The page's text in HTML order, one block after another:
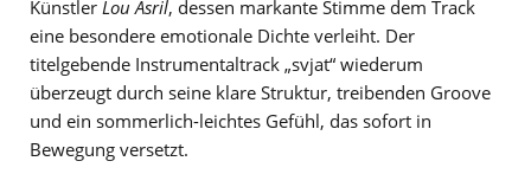
Künstler Lou Asril, dessen markante Stimme dem Track
eine besondere emotionale Dichte verleiht. Der
titelgebende Instrumentaltrack „svjat“ wiederum
überzeugt durch seine klare Struktur, treibenden Groove
und ein sommerlich-leichtes Gefühl, das sofort in
Bewegung versetzt.